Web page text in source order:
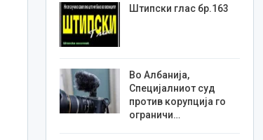
Штипски глас бр.163
Во Албанија,
Специјалниот суд
против корупција го
ограничи…